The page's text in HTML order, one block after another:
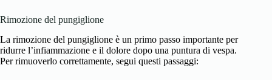
Rimozione del pungiglione
La rimozione del pungiglione è un primo passo importante per
ridurre l’infiammazione e il dolore dopo una puntura di vespa.
Per rimuoverlo correttamente, segui questi passaggi: